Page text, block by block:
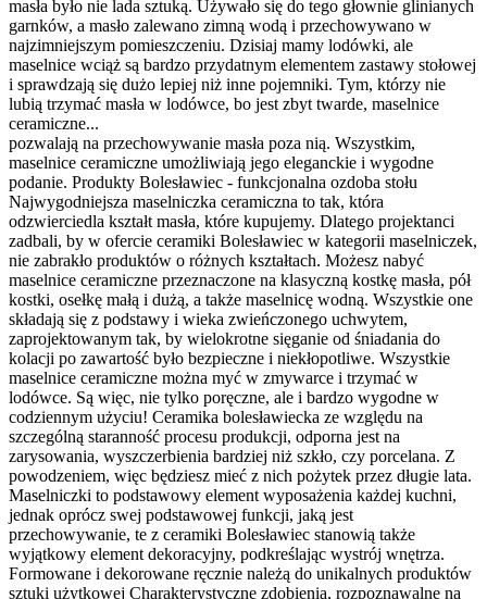
masła było nie lada sztuką. Używało się do tego głownie glinianych
garnków, a masło zalewano zimną wodą i przechowywano w
najzimniejszym pomieszczeniu. Dzisiaj mamy lodówki, ale
maselnice wciąż są bardzo przydatnym elementem zastawy stołowej
i sprawdzają się dużo lepiej niż inne pojemniki. Tym, którzy nie
lubią trzymać masła w lodówce, bo jest zbyt twarde, maselnice
ceramiczne...
pozwalają na przechowywanie masła poza nią. Wszystkim,
maselnice ceramiczne umożliwiają jego eleganckie i wygodne
podanie. Produkty Bolesławiec - funkcjonalna ozdoba stołu
Najwygodniejsza maselniczka ceramiczna to tak, która
odzwierciedla kształt masła, które kupujemy. Dlatego projektanci
zadbali, by w ofercie ceramiki Bolesławiec w kategorii maselniczek,
nie zabrakło produktów o różnych kształtach. Możesz nabyć
maselnice ceramiczne przeznaczone na klasyczną kostkę masła, pół
kostki, osełkę małą i dużą, a także maselnicę wodną. Wszystkie one
składają się z podstawy i wieka zwieńczonego uchwytem,
zaprojektowanym tak, by wielokrotne sięganie od śniadania do
kolacji po zawartość było bezpieczne i niekłopotliwe. Wszystkie
maselnice ceramiczne można myć w zmywarce i trzymać w
lodówce. Są więc, nie tylko poręczne, ale i bardzo wygodne w
codziennym użyciu! Ceramika bolesławiecka ze względu na
szczególną staranność procesu produkcji, odporna jest na
zarysowania, wyszczerbienia bardziej niż szkło, czy porcelana. Z
powodzeniem, więc będziesz mieć z nich pożytek przez długie lata.
Maselniczki to podstawowy element wyposażenia każdej kuchni,
jednak oprócz swej podstawowej funkcji, jaką jest
przechowywanie, te z ceramiki Bolesławiec stanowią także
wyjątkowy element dekoracyjny, podkreślając wystrój wnętrza.
Formowane i dekorowane ręcznie należą do unikalnych produktów
sztuki użytkowej Charakterystyczne zdobienia, rozpoznawalne na